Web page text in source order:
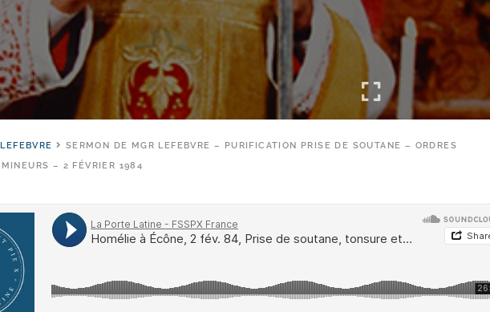
SERMON DE MGR LEFEBVRE – PURIFICATION PRISE DE SOUTANE – ORDRES
MINEURS – 2 FÉVRIER 1984